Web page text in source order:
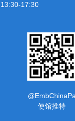
17:30
使馆推特